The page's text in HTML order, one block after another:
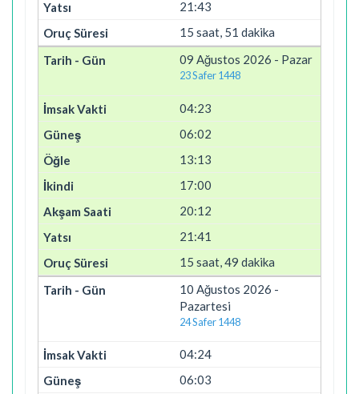
21:43
15 saat, 51 dakika
09 Ağustos 2026 - Pazar
23 Safer 1448
04:23
06:02
13:13
17:00
20:12
21:41
15 saat, 49 dakika
10 Ağustos 2026 -
Pazartesi
24 Safer 1448
04:24
06:03